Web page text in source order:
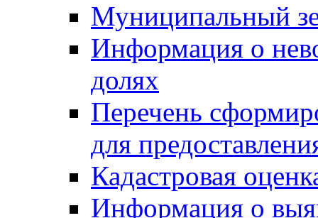
Муниципальный
Информация о
долях
Перечень
для
Кадастровая
Информация о